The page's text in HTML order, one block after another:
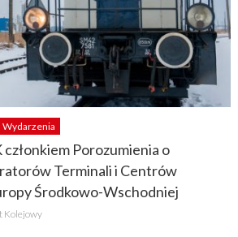
Wydarzenia
Porozumienia o
Terminali i Centrów
Środkowo-Wschodniej
Kolejowy